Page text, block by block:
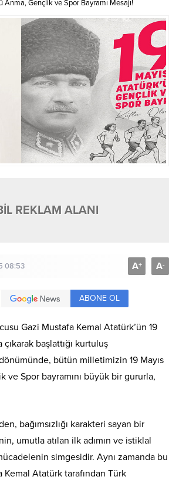
Anma, Gençlik ve Spor Bayramı Mesajı!
REKLAM ALANI
08:53 A+ A-
ABONE OL
Gazi Mustafa Kemal Atatürk’ün 19
çıkarak başlattığı kurtuluş
bütün milletimizin 19 Mayıs
ve Spor bayramını büyük bir gururla,
bağımsızlığı karakteri sayan bir
umutla atılan ilk adımın ve istiklal
simgesidir. Aynı zamanda bu
Atatürk tarafından Türk